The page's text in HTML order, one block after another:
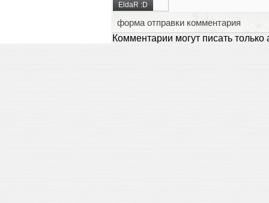
EldaR :D
форма отправки комментария
Комментарии могут писать